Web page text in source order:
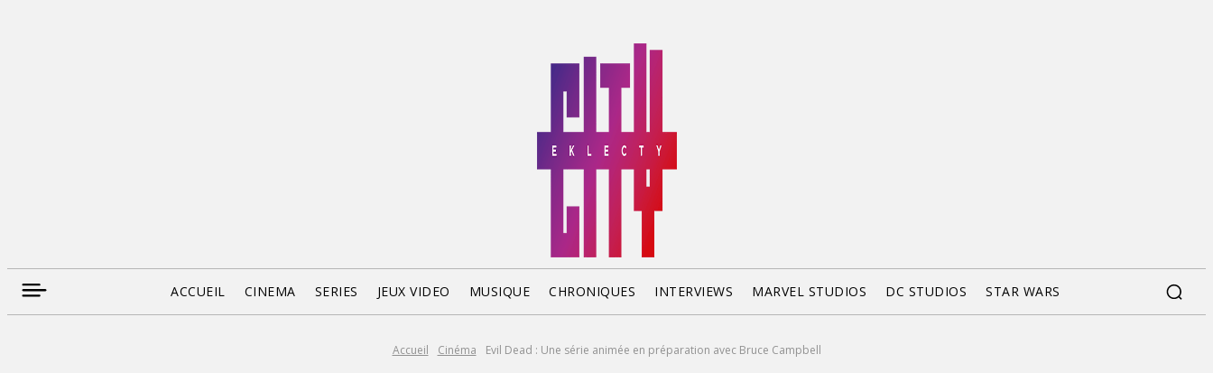
ACCUEIL CINEMA SERIES JEUX VIDEO MUSIQUE CHRONIQUES INTERVIEWS MARVEL STUDIOS DC STUDIOS STAR WARS
Accueil Cinéma Evil Dead : Une série animée en préparation avec Bruce Campbell